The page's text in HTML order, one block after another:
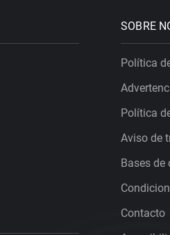
SOBRE
Política
Política
Aviso de
Bases de
Contacto